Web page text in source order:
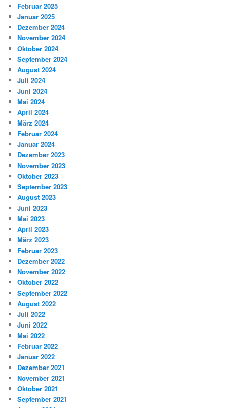
Februar 2025
Januar 2025
Dezember 2024
November 2024
Oktober 2024
September 2024
August 2024
Juli 2024
Juni 2024
Mai 2024
April 2024
März 2024
Februar 2024
Januar 2024
Dezember 2023
November 2023
Oktober 2023
September 2023
August 2023
Juni 2023
Mai 2023
April 2023
März 2023
Februar 2023
Dezember 2022
November 2022
Oktober 2022
September 2022
August 2022
Juli 2022
Juni 2022
Mai 2022
Februar 2022
Januar 2022
Dezember 2021
November 2021
Oktober 2021
September 2021